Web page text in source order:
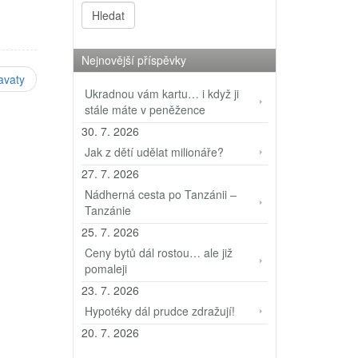
Nejnovější příspěvky
Ukradnou vám kartu… i když ji
stále máte v peněžence
30. 7. 2026
Jak z dětí udělat milionáře?
27. 7. 2026
Nádherná cesta po Tanzánii –
Tanzánie
25. 7. 2026
Ceny bytů dál rostou… ale již
pomaleji
23. 7. 2026
Hypotéky dál prudce zdražují!
20. 7. 2026